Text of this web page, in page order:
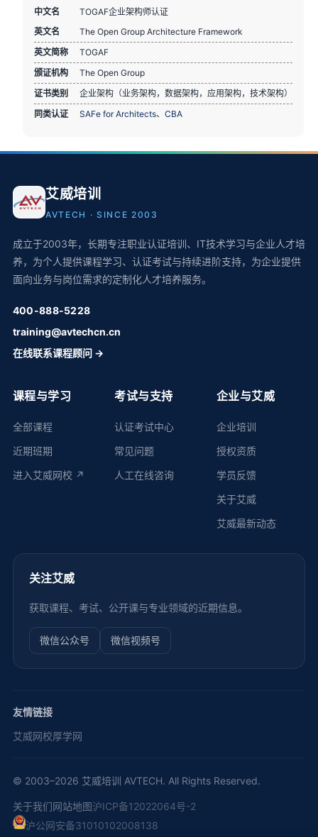
中文名
TOGAF企业架构师认证
英文名
The Open Group Architecture Framework
英文简称
TOGAF
颁证机构
The Open Group
证书类别
企业架构（业务架构，数据架构，应用架构，技术架构）
同类认证
SAFe for Architects、CBA
艾威培训
AVTECH · SINCE 2003
成立于2003年，长期专注职业认证培训、IT技术学习与企业人才培
养，为个人提供课程学习、认证考试与持续进阶支持，为企业提供
面向业务与岗位需求的定制化人才培养服务。
400-888-5228
training@avtechcn.cn
在线联系课程顾问 →
课程与学习
全部课程
近期班期
进入艾威网校 ↗
考试与支持
认证考试中心
常见问题
人工在线咨询
企业与艾威
企业培训
授权资质
学员反馈
关于艾威
艾威最新动态
关注艾威
获取课程、考试、公开课与专业领域的近期信息。
微信公众号 微信视频号
友情链接
艾威网校厚学网
© 2003–2026 艾威培训 AVTECH. All Rights Reserved.
关于我们网站地图沪ICP备12022064号-2
沪公网安备31010102008138